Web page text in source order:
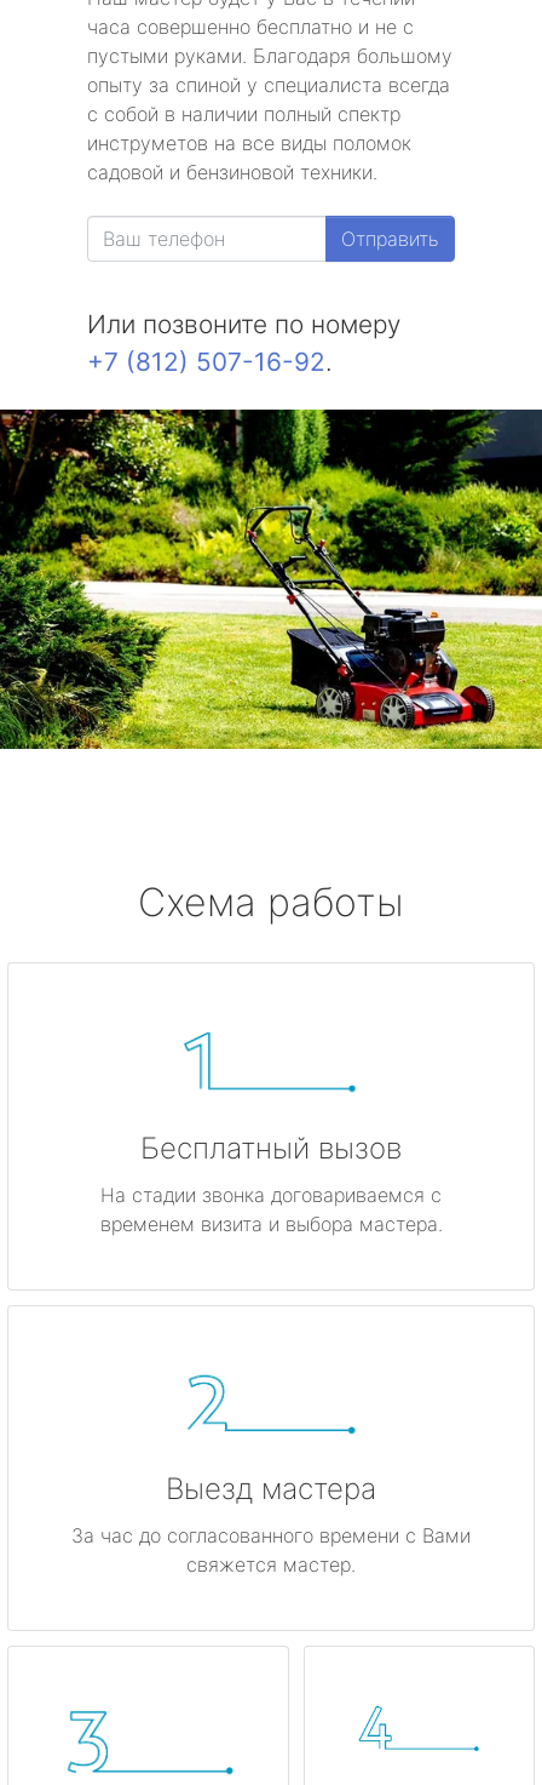
часа совершенно бесплатно и не с
пустыми руками. Благодаря большому
опыту за спиной у специалиста всегда
с собой в наличии полный спектр
инструметов на все виды поломок
садовой и бензиновой техники.
Отправить
Или позвоните по номеру
+7 (812) 507-16-92.
Схема работы
Бесплатный вызов
На стадии звонка договариваемся с
временем визита и выбора мастера.
Выезд мастера
За час до согласованного времени с Вами
свяжется мастер.